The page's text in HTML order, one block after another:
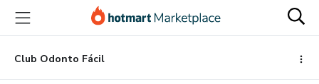
para
conteúdo
principal
para
pagamento
para
rodapé
Club Odonto Fácil